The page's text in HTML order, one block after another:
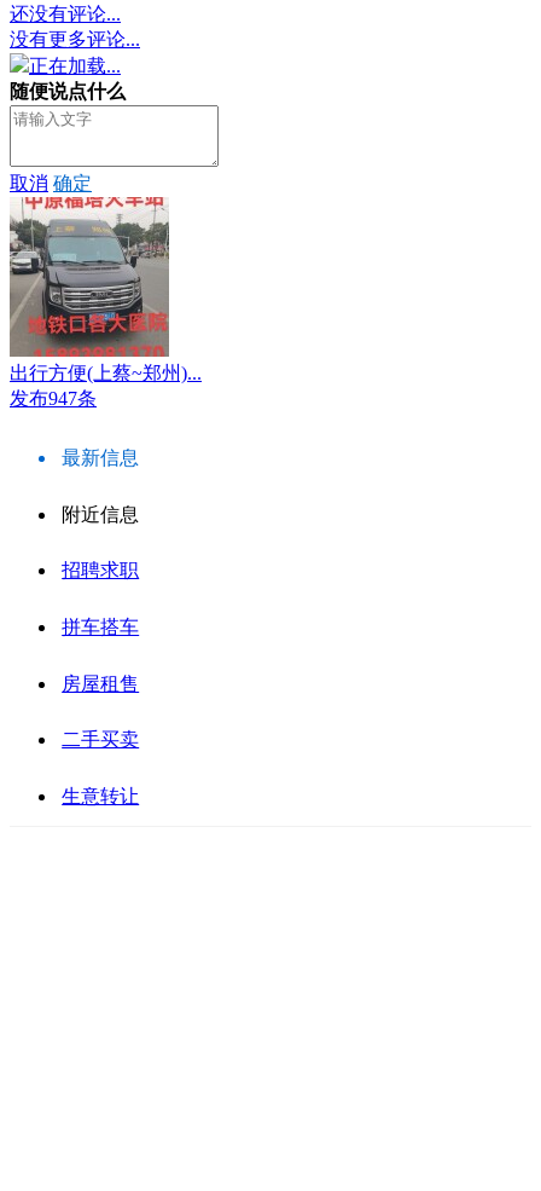
还没有评论...
没有更多评论...
正在加载...
随便说点什么
取消 确定
出行方便(上蔡~郑州)...
发布947条
最新信息
附近信息
招聘求职
拼车搭车
房屋租售
二手买卖
生意转让